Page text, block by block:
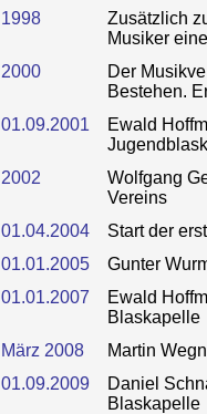
1998
Zusätzlich
Musiker
2000
Der
Bestehen.
01.09.2001
Ewald
2002
Wolfgang
Vereins
01.04.2004
Start der
01.01.2005
Gunter
01.01.2007
Ewald
Blaskapelle
März 2008
Martin
01.09.2009
Daniel
Blaskapelle